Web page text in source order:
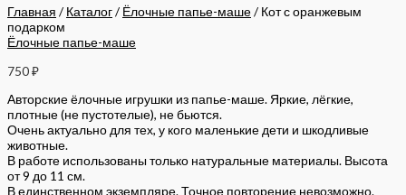
Главная / Каталог/ Ёлочные папье-маше/ Кот с оранжевым
подарком
Ёлочные папье-маше
750₽
Авторские ёлочные игрушки из папье-маше. Яркие, лёгкие,
плотные (не пустотелые), не бьются.
Очень актуально для тех, у кого маленькие дети и шкодливые
животные.
В работе использованы только натуральные материалы. Высота
от 9 до 11 см.
В единственном экземпляре. Точное повторение невозможно.